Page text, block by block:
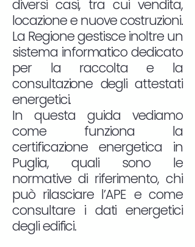
diversi casi, tra cui vendita,
locazione e nuove costruzioni.
La Regione gestisce inoltre un
sistema informatico dedicato
per la raccolta e la
consultazione degli attestati
energetici.
In questa guida vediamo
come funziona la
certificazione energetica in
Puglia, quali sono le
normative di riferimento, chi
può rilasciare l’APE e come
consultare i dati energetici
degli edifici.